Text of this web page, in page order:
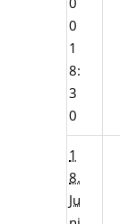
0
1
8:
3
0
1
8.
Ju